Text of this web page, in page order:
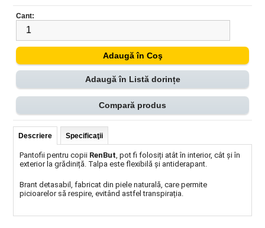
Cant:
Adaugă în Listă dorințe
Compară produs
Descriere Specificaţii
Pantofii pentru copii RenBut , pot fi folosiți atât în interior, cât și în
exterior la grădiniță. Talpa este flexibilă și antiderapant.
Brant detasabil, fabricat din piele naturală, care permite
picioarelor să respire, evitând astfel transpirația.